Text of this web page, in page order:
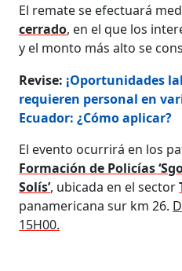
El remate se efectuará
cerrado, en el que los
y el monto más alto se
Revise: ¡Oportunidades
requieren personal en
Ecuador: ¿Cómo aplicar?
El evento ocurrirá en los
Formación de Policías
Solís’, ubicada en el sector
panamericana sur km 26.
15H00.